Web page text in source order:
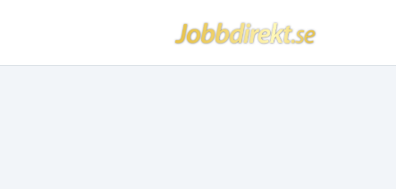
Hoppa till innehåll
Jobbdirekt